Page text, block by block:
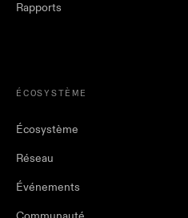
Rapports
ÉCOSYSTÈME
Écosystème
Réseau
Événements